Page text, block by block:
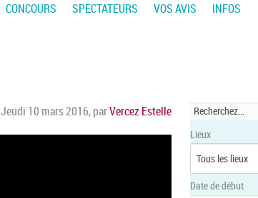
CONCOURS SPECTATEURS VOS AVIS INFOS
Jeudi 10 mars 2016,parVercez Estelle
Lieux
Date de début